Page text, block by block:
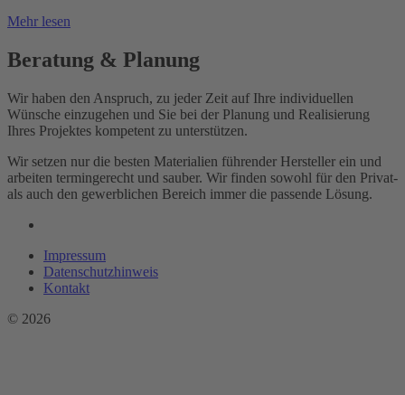
Mehr lesen
Beratung & Planung
Wir haben den Anspruch, zu jeder Zeit auf Ihre individuellen
Wünsche einzugehen und Sie bei der Planung und Realisierung
Ihres Projektes kompetent zu unterstützen.
Wir setzen nur die besten Materialien führender Hersteller ein und
arbeiten termingerecht und sauber. Wir finden sowohl für den Privat-
als auch den gewerblichen Bereich immer die passende Lösung.
Impressum
Datenschutzhinweis
Kontakt
© 2026